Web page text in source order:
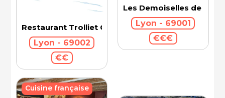
Restaurant Trolliet Grand Hotel Dieu
Lyon - 69002
€€
Les Demoiselles de
Lyon - 69001
€€€
Cuisine française